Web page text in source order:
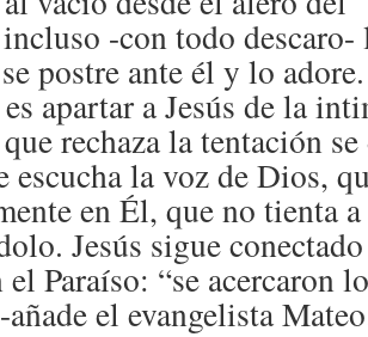
-con todo descaro-
postre ante él y lo
apartar a Jesús de la
rechaza la tentación
escucha la voz de Dios,
en Él, que no tienta
Jesús sigue
Paraíso: “se acercaron
el evangelista